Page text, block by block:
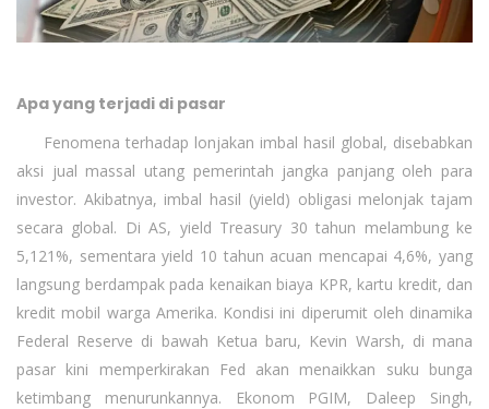
Apa yang terjadi di pasar
Fenomena terhadap lonjakan imbal hasil global, disebabkan
aksi jual massal utang pemerintah jangka panjang oleh para
investor. Akibatnya, imbal hasil (yield) obligasi melonjak tajam
secara global. Di AS, yield Treasury 30 tahun melambung ke
5,121%, sementara yield 10 tahun acuan mencapai 4,6%, yang
langsung berdampak pada kenaikan biaya KPR, kartu kredit, dan
kredit mobil warga Amerika. Kondisi ini diperumit oleh dinamika
Federal Reserve di bawah Ketua baru, Kevin Warsh, di mana
pasar kini memperkirakan Fed akan menaikkan suku bunga
ketimbang menurunkannya. Ekonom PGIM, Daleep Singh,